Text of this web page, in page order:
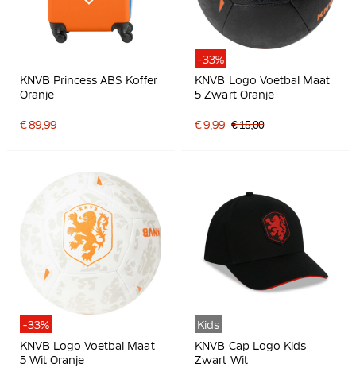
KNVB Princess ABS Koffer
Oranje
€ 89,99
-33%
KNVB Logo Voetbal Maat
5 Zwart Oranje
€ 9,99 € 15,00
-33%
KNVB Logo Voetbal Maat
5 Wit Oranje
Kids
KNVB Cap Logo Kids
Zwart Wit